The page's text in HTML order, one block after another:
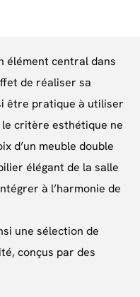
élément central dans
de réaliser sa
être pratique à utiliser
critère esthétique ne
d’un meuble double
élégant de la salle
à l’harmonie de
une sélection de
conçus par des